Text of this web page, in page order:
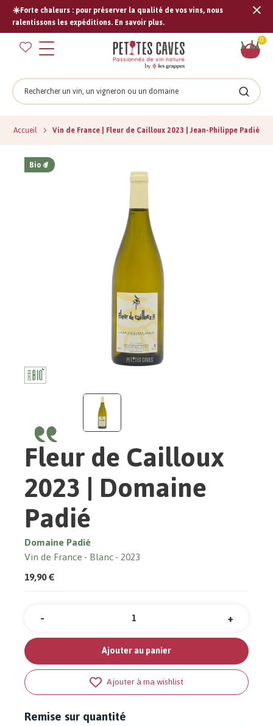
☀️Forte chaleurs : pour préserver la qualité de vos vins, nous
ralentissons les expéditions. En savoir plus.
0
Rechercher
Accueil Vin de France | Fleur de Cailloux 2023 | Jean-Philippe Padié
Bio
Fleur de Cailloux
2023 | Domaine
Padié
Domaine Padié
Vin de France Blanc 2023
19,90 €
Quantité +
-
Ajouter au panier
Ajouter à ma wishlist
Remise sur quantité